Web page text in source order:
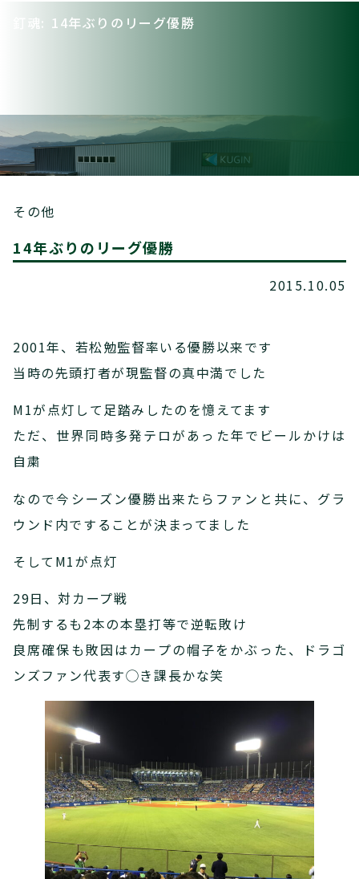
釘魂: 14年ぶりのリーグ優勝
その他
14年ぶりのリーグ優勝
2015.10.05
2001年、若松勉監督率いる優勝以来です
当時の先頭打者が現監督の真中満でした
M1が点灯して足踏みしたのを憶えてます
ただ、世界同時多発テロがあった年でビールかけは
自粛
なので今シーズン優勝出来たらファンと共に、グラ
ウンド内ですることが決まってました
そしてM1が点灯
29日、対カープ戦
先制するも2本の本塁打等で逆転敗け
良席確保も敗因はカープの帽子をかぶった、ドラゴ
ンズファン代表す◯き課長かな笑